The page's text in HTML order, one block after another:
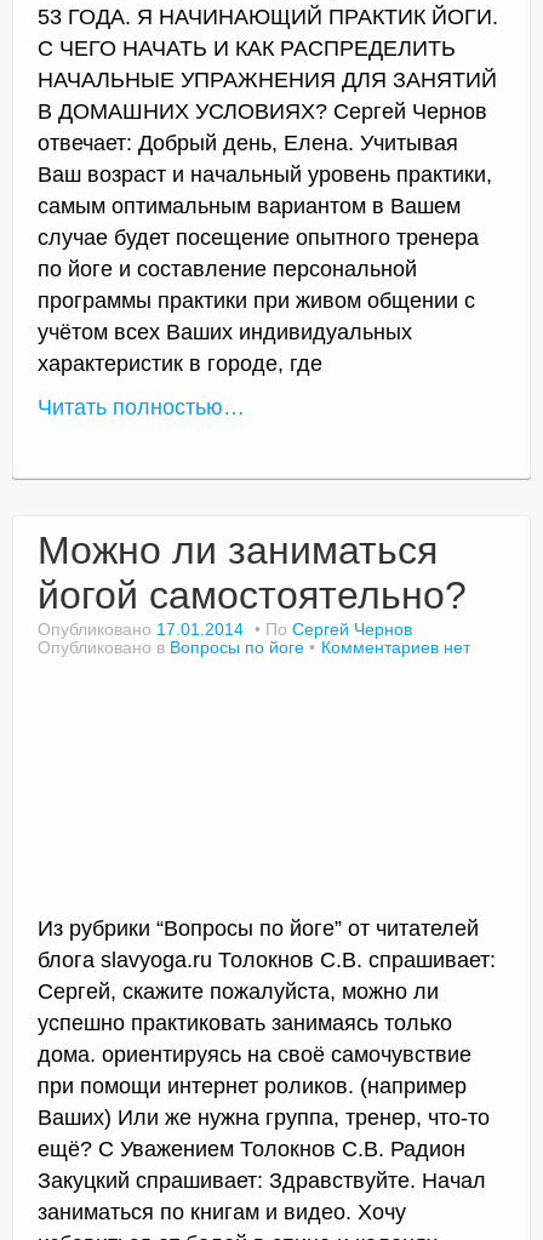
53 ГОДА. Я НАЧИНАЮЩИЙ ПРАКТИК ЙОГИ.
С ЧЕГО НАЧАТЬ И КАК РАСПРЕДЕЛИТЬ
НАЧАЛЬНЫЕ УПРАЖНЕНИЯ ДЛЯ ЗАНЯТИЙ
В ДОМАШНИХ УСЛОВИЯХ? Сергей Чернов
отвечает: Добрый день, Елена. Учитывая
Ваш возраст и начальный уровень практики,
самым оптимальным вариантом в Вашем
случае будет посещение опытного тренера
по йоге и составление персональной
программы практики при живом общении с
учётом всех Ваших индивидуальных
характеристик в городе, где
Читать полностью…
Можно ли заниматься
йогой самостоятельно?
Опубликовано 17.01.2014 По Сергей Чернов
Опубликовано в Вопросы по йоге Комментариев нет
Из рубрики “Вопросы по йоге” от читателей
блога slavyoga.ru Толокнов С.В. спрашивает:
Сергей, скажите пожалуйста, можно ли
успешно практиковать занимаясь только
дома. ориентируясь на своё самочувствие
при помощи интернет роликов. (например
Ваших) Или же нужна группа, тренер, что-то
ещё? С Уважением Толокнов С.В. Радион
Закуцкий спрашивает: Здравствуйте. Начал
заниматься по книгам и видео. Хочу